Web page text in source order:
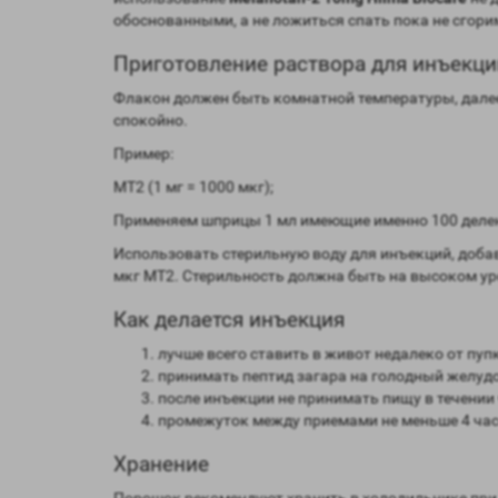
обоснованными, а не ложиться спать пока не
Приготовление раствора для
Флакон должен быть комнатной температуры,
спокойно.
Пример:
MT2 (1 мг = 1000 мкг);
Применяем шприцы 1 мл имеющие именно 100
Использовать стерильную воду для инъекций,
мкг MT2. Стерильность должна быть на высоком
Как делается инъекция
лучше всего ставить в живот недалеко от
принимать пептид загара на голодный
после инъекции не принимать пищу в течении
промежуток между приемами не меньше 4
Хранение